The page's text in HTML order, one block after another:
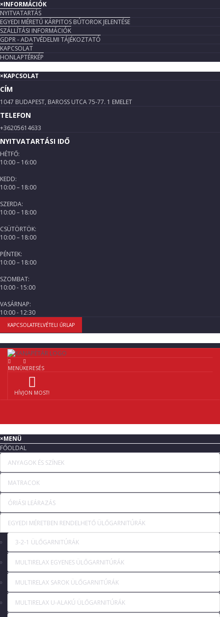
×INFORMÁCIÓK
NYITVATARTÁS
EGYEDI MÉRETŰ KÁRPITOS BÚTOROK JELENTÉSE
SZÁLLÍTÁSI INFORMÁCIÓK
GDPR - ADATVÉDELMI TÁJÉKOZTATÓ
KAPCSOLAT
HONLAPTÉRKÉP
×KAPCSOLAT
CÍM
1047 BUDAPEST, BAROSS UTCA 75-77. 1 EMELET
TELEFON
+36205614633
NYITVATARTÁSI IDŐ
HÉTFŐ:
10:00 – 16:00
KEDD:
10:00 – 18:00
SZERDA:
10:00 – 18:00
CSÜTÖRTÖK:
10:00 – 18:00
PÉNTEK:
10:00 – 18:00
SZOMBAT:
10:00 - 15:00
VASÁRNAP:
10:00 - 12:30
KAPCSOLATFELVÉTELI ŰRLAP
MENÜKERESÉS
HÍVJON MOST!
×MENÜ
FŐOLDAL
ANYAGOK ÉS SZÍNEK
MATRACOK
ÓRIÁSI LEÁRAZÁS
EGYEDI MÉRETBEN RENDELHETŐ ÜLŐGARNITÚRÁK
3-2-1 ÜLŐGARNITÚRÁK
MULTIRELAX EGYENES ÜLŐGARNITÚRÁK
MULTIRELAX SAROK ÜLŐGARNITÚRÁK
MULTIRELAX U-ALAKÚ ÜLŐGARNITÚRÁK